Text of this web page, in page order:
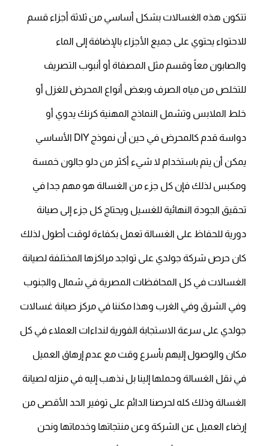
تتكون هذه الغسالات بشكل أساسي من ثلاثة أجزاء قسم
للاحتواء يحتوي على جميع الأجزاء بالإضافة إلى الماء
والصابون معاً وقسم مثل المصفاة أو أنبوب التصريف
للتخلص من مياه الصرف وبعض أنواع المحرض للغزل أو
خلط الملابس وتشمل النماذج المهنية كرنك يدوي أو
دواسة قدم كالمحرض في حين أن نموذج DIY الأساسي
يمكن أن يتم باستخدام لا شيء أكثر من دلو جالون خمسة
ومكبس لذلك فإن كل جزء من الغسالة هو مهم جدا في
تحقيق الجودة النهائية للغسيل ويحتاج كل جزء إلى صيانة
دورية للحفاظ على الغسالة تعمل بكفاءة لوقت أطول لذلك
كان حرص شركة جولدي على تواجد مراكزها المختلفة لصيانة
الغسالات في كل المحافظات المصرية في شمال والجنوب
وفي الشرق وفي الغرب وهذا مكننا في مركز صيانة غسالات
جولدي على سرعة الاستجابة الفورية لنداءات العملاء في كل
مكان والوصول إليهم بأسرع وقت مع عدم إرهاق العميل
في نقل الغسالة وحملها إلينا بل نذهب إليه في منزله لصيانة
الغسالة وذلك كله لحرصنا الدائم على توفير الحد الأقصى من
إرضاء العميل عن الشركة وعن منتجاتها وخدماتها ونحن